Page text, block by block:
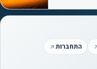
התחברות